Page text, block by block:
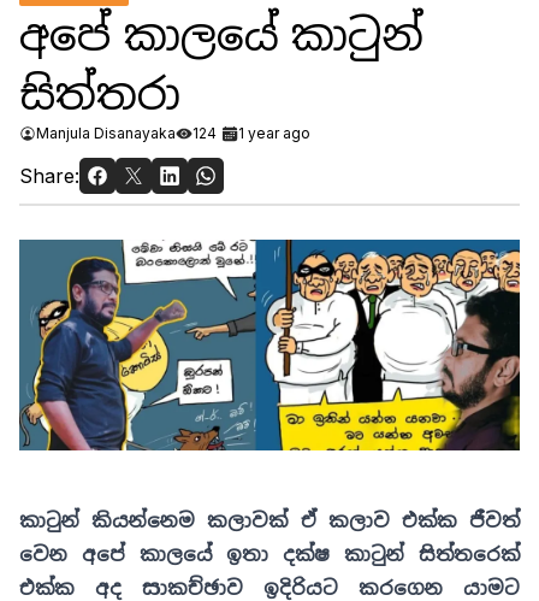
අපේ කාලයේ කාටුන්
සිත්තරා
Manjula Disanayaka 124 1 year ago
Share:
කාටුන් කියන්නෙම කලාවක් ඒ කලාව එක්ක ජීවත්
වෙන අපේ කාලයේ ඉතා දක්ෂ කාටුන් සිත්තරෙක්
එක්ක අද සාකච්ඡාව ඉදිරියට කරගෙන යාමට